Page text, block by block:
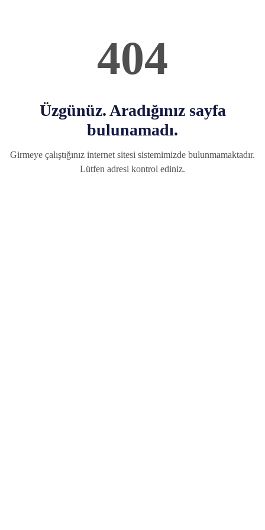
404
Üzgünüz. Aradığınız sayfa
bulunamadı.
Girmeye çalıştığınız internet sitesi sistemimizde bulunmamaktadır.
Lütfen adresi kontrol ediniz.